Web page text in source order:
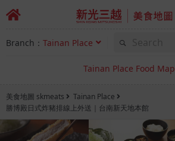
Branch： Tainan Place
Tainan Place Food Map
美食地圖 skmeats
Tainan Place
勝博殿日式炸豬排線上外送｜台南新天地本館